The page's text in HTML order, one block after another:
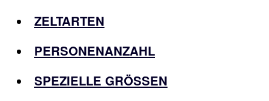
ZELTARTEN
PERSONENANZAHL
SPEZIELLE GRÖSSEN